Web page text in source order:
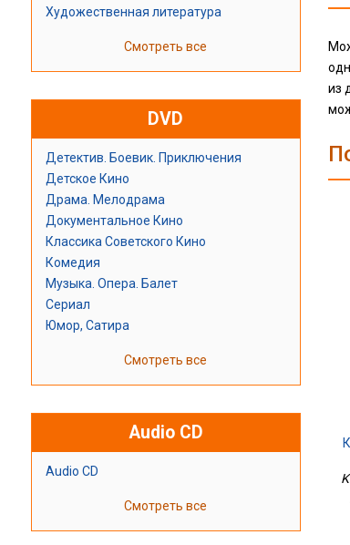
Художественная литература
Смотреть все
DVD
Детектив. Боевик. Приключения
Детское Кино
Драма. Мелодрама
Документальное Кино
Классика Советского Кино
Комедия
Музыка. Опера. Балет
Сериал
Юмор, Сатира
Смотреть все
Audio CD
Audio CD
Смотреть все
из